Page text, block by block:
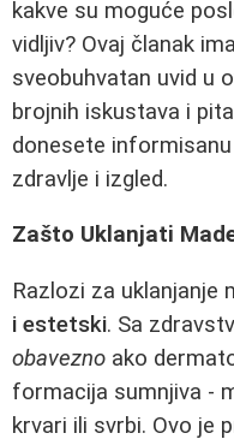
kakve su moguće
vidljiv? Ovaj članak
sveobuhvatan uvid u
brojnih iskustava i
donesete
zdravlje i izgled.
Zašto Uklanjati
Razlozi za uklanjanje
i estetski. Sa
obavezno ako
formacija sumnjiva -
krvari ili svrbi. Ovo je